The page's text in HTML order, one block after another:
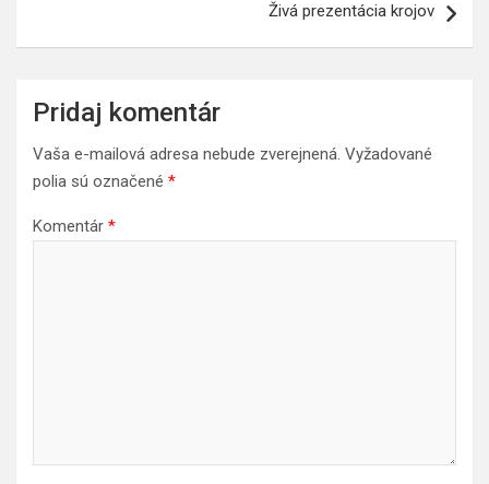
Živá prezentácia krojov
Pridaj komentár
Vaša e-mailová adresa nebude zverejnená. Vyžadované
polia sú označené *
Komentár *